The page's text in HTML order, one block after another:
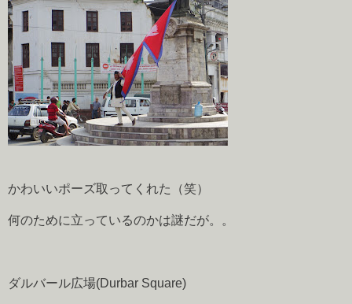
かわいいポーズ取ってくれた（笑）
何のために立っているのかは謎だが。。
ダルバール広場(Durbar Square)